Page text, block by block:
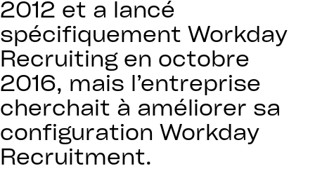
2012 et a lancé
spécifiquement Workday
Recruiting en octobre
2016, mais l’entreprise
cherchait à améliorer sa
configuration Workday
Recruitment.